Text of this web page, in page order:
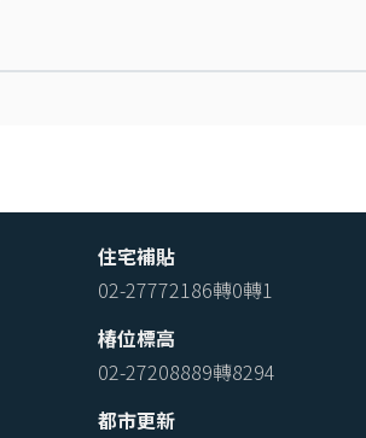
住宅補貼
02-27772186轉0轉1
椿位標高
02-27208889轉8294
都市更新